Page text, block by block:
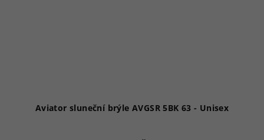
Aviator sluneční brýle AVGSR 5BK 63 - Unisex